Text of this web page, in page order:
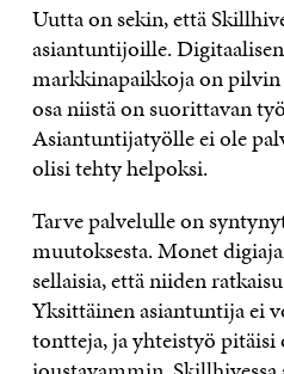
Uutta on sekin, että
asiantuntijoille.
markkinapaikkoja on
osa niistä on suorittavan
Asiantuntijatyölle ei ole
olisi tehty helpoksi.
Tarve palvelulle on
muutoksesta. Monet
sellaisia, että niiden
Yksittäinen asiantuntija ei
tontteja, ja yhteistyö pitäisi